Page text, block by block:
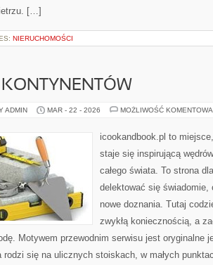
[…]
NIERUCHOMOŚCI
ADMIN MAR - 22 - 2026 MOŻLIWOŚĆ
icookandbook.pl to
staje się inspirującą
całego świata. To strona
delektować się
nowe doznania. Tutaj
zwykłą koniecznością, a
Motywem przewodnim serwisu jest oryginalne
rodzi się na ulicznych stoiskach, w małych